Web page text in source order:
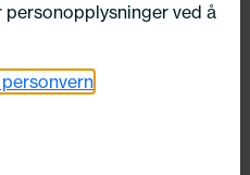
Cross Sport
ved å